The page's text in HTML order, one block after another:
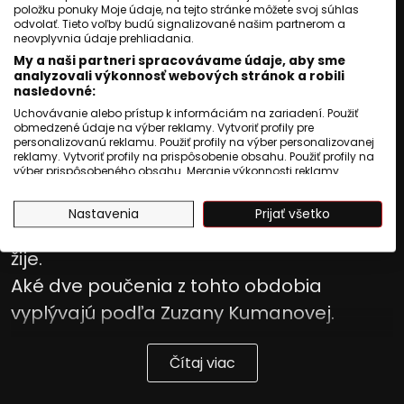
Publikované:01 august 2026, 02:14
Aktualizované:01 august 2026, 02:14 min. čítania
Prečo nacisti vyviezli rómske deti z
Bratislavy do Auschwitzu.
Aký scenár mal rómsky holokaust vo
všetkých krajinách Európy.
Čo sa tento rok podarilo zistiť o bratoch
Oláhovcoch z Detvy.
Koľko pamätníkov perzekúcií dnes ešte
žije.
Aké dve poučenia z tohto obdobia
vyplývajú podľa Zuzany Kumanovej.
Čítaj viac
položku ponuky Moje údaje, na tejto stránke môžete svoj súhlas
odvolať. Tieto voľby budú signalizované našim partnerom a
neovplyvnia údaje prehliadania.
My a naši partneri spracovávame údaje, aby sme
analyzovali výkonnosť webových stránok a robili
nasledovné:
Uchovávanie alebo prístup k informáciám na zariadení. Použiť
obmedzené údaje na výber reklamy. Vytvoriť profily pre
personalizovanú reklamu. Použiť profily na výber personalizovanej
reklamy. Vytvoriť profily na prispôsobenie obsahu. Použiť profily na
výber prispôsobeného obsahu. Meranie výkonnosti reklamy.
štatistík alebo spájania údajov z rôznych zdrojov. Vývoj a
zlepšovanie služieb. Použitie obmedzených údajov na výber
obsahu.
USA.
Váš súhlas a zásady používania cookie sa vzťahujú výlučne na
túto webovú stránku/aplikáciu.
Zobraziť zoznam partnerov (1009 predajcovia IAB)
Nastavenia Prijať všetko